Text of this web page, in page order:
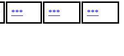
*** ***
***